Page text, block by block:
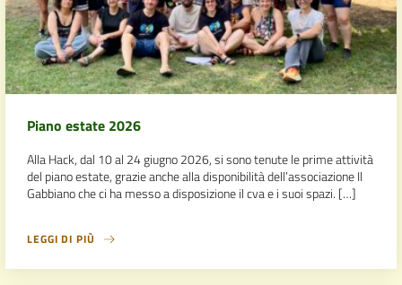
Piano estate 2026
Alla Hack, dal 10 al 24 giugno 2026, si sono tenute le prime attività
del piano estate, grazie anche alla disponibilità dell’associazione Il
Gabbiano che ci ha messo a disposizione il cva e i suoi spazi. […]
LEGGI DI PIÙ